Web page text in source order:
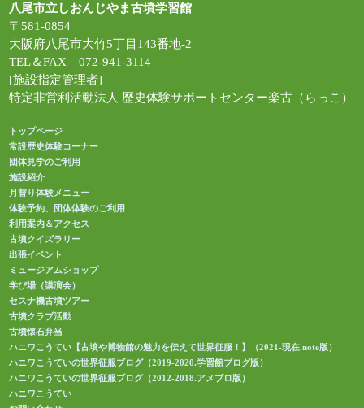
八尾市立しおんじやま古墳学習館
〒581-0854
大阪府八尾市大竹5丁目143番地-2
TEL＆FAX 072-941-3114
[施設指定管理者]
特定非営利活動法人 歴史体験サポートセンター楽古（らっこ）
トップページ
常設歴史体験コーナー
団体見学のご利用
施設紹介
月替り体験メニュー
体験予約、団体体験のご利用
利用案内＆アクセス
古墳クイズラリー
出張イベント
ミュージアムショップ
学び場（講演会）
セスナ機古墳ツアー
古墳クラブ活動
古墳懐石弁当
ハニワこうてい【古墳や博物館の魅力を伝えて世界征服！】（2021-現在.note版）
ハニワこうていの世界征服ブログ（2019-2020.学習館ブログ版）
ハニワこうていの世界征服ブログ（2012-2018.アメブロ版）
ハニワこうてい